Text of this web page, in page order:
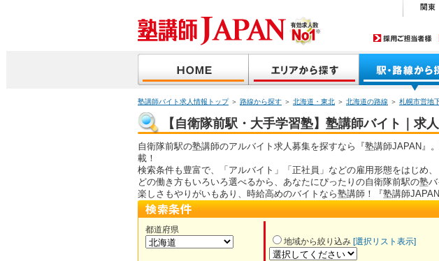
塾講師バイト求人情報トップ＞ 路線から探す ＞ 北海道・東北 ＞ 北海道の路線 ＞ 札幌市営地
【自衛隊前駅・大手学習塾】塾講師バイト｜求
自衛隊前駅の塾講師のアルバイト求人募集を探すなら『塾講師JAPAN
載！
検索条件も豊富で、「アルバイト」「正社員」などの雇用形態をはじめ
どの働き方もいろいろ選べるから、あなたにぴったりの自衛隊前駅の塾
楽しさもやりがいもあり、時給高めのバイトなら塾講師！『塾講師
都道府県
地域から絞り込み [選択リスト表示]